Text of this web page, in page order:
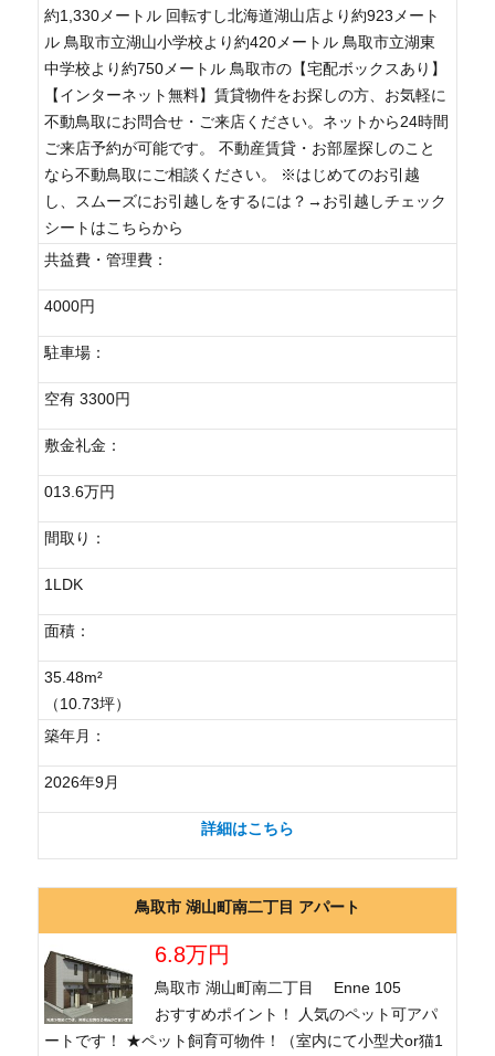
約1,330メートル 回転すし北海道湖山店より約923メート
ル 鳥取市立湖山小学校より約420メートル 鳥取市立湖東
中学校より約750メートル 鳥取市の【宅配ボックスあり】
【インターネット無料】賃貸物件をお探しの方、お気軽に
不動鳥取にお問合せ・ご来店ください。ネットから24時間
ご来店予約が可能です。 不動産賃貸・お部屋探しのこと
なら不動鳥取にご相談ください。 ※はじめてのお引越
し、スムーズにお引越しをするには？→お引越しチェック
シートはこちらから
共益費・管理費：
4000円
駐車場：
空有 3300円
敷金礼金：
013.6万円
間取り：
1LDK
面積：
35.48m²
（10.73坪）
築年月：
2026年9月
詳細はこちら
鳥取市 湖山町南二丁目 アパート
6.8万円
鳥取市 湖山町南二丁目 Enne 105
おすすめポイント！ 人気のペット可アパ
ートです！ ★ペット飼育可物件！（室内にて小型犬or猫1